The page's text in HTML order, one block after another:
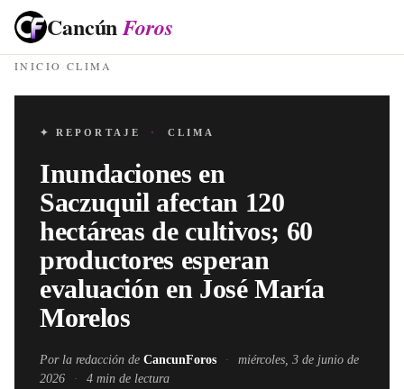
CancúnForos
INICIO· CLIMA
✦ REPORTAJE · CLIMA
Inundaciones en
Saczuquil afectan 120
hectáreas de cultivos; 60
productores esperan
evaluación en José María
Morelos
Por la redacción de CancunForos ·
miércoles, 3 de junio de
2026
· 4 min de lectura